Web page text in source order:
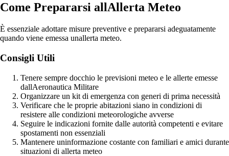
Come Prepararsi allAllerta Meteo
È essenziale adottare misure preventive e prepararsi adeguatamente
quando viene emessa unallerta meteo.
Consigli Utili
Tenere sempre docchio le previsioni meteo e le allerte emesse
dallAeronautica Militare
Organizzare un kit di emergenza con generi di prima necessità
Verificare che le proprie abitazioni siano in condizioni di
resistere alle condizioni meteorologiche avverse
Seguire le indicazioni fornite dalle autorità competenti e evitare
spostamenti non essenziali
Mantenere uninformazione costante con familiari e amici durante
situazioni di allerta meteo